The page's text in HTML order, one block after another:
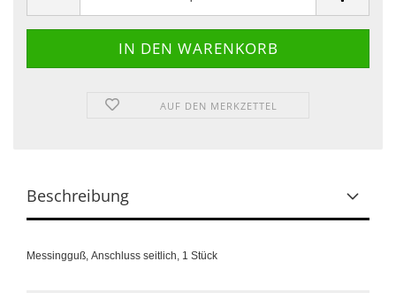
AUF DEN MERKZETTEL
Beschreibung
Messingguß, Anschluss seitlich, 1 Stück